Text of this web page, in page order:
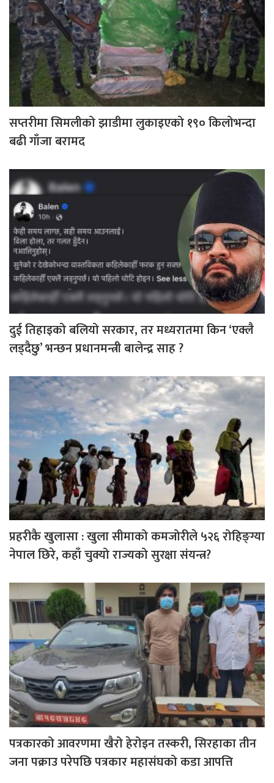
सप्तरीमा सिमलीको झाडीमा लुकाइएको १९० किलोभन्दा
बढी गाँजा बरामद
दुई तिहाइको बलियो सरकार, तर मध्यरातमा किन ‘एक्लै
लड्दैछु’ भन्छन प्रधानमन्त्री बालेन्द्र साह ?
प्रहरीकै खुलासा : खुला सीमाको कमजोरीले ५२६ रोहिङ्ग्या
नेपाल छिरे, कहाँ चुक्यो राज्यको सुरक्षा संयन्त्र?
पत्रकारको आवरणमा खैरो हेरोइन तस्करी, सिरहाका तीन
जना पक्राउ परेपछि पत्रकार महासंघको कडा आपत्ति